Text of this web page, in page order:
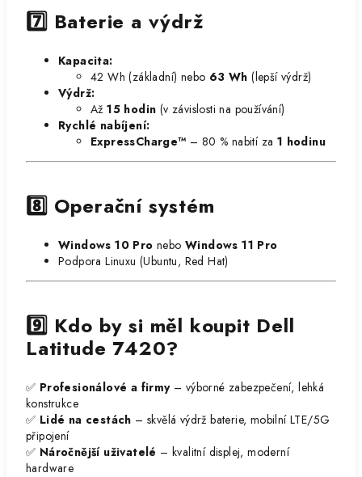
7️⃣ Baterie a výdrž
Kapacita:
42 Wh (základní) nebo 63 Wh (lepší výdrž)
Výdrž:
Až15 hodin (v závislosti na používání)
Rychlé nabíjení:
ExpressCharge™ – 80 % nabití za 1 hodinu
8️⃣ Operační systém
Windows 10 Pro neboWindows 11 Pro
Podpora Linuxu (Ubuntu, Red Hat)
9️⃣ Kdo by si měl koupit Dell
Latitude 7420?
✅ Profesionálové a firmy– výborné zabezpečení, lehká
konstrukce
✅ Lidé na cestách – skvělá výdrž baterie, mobilní LTE/5G
připojení
✅ Náročnější uživatelé – kvalitní displej, moderní
hardware